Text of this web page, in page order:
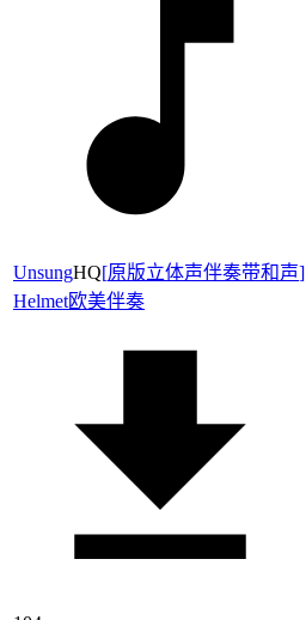
UnsungHQ[原版立体声伴奏带和声]
Helmet欧美伴奏